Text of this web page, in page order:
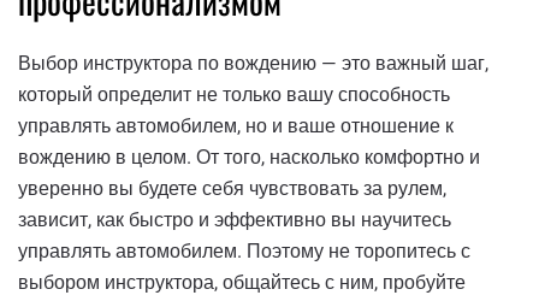
Выбор инструктора по вождению — это важный шаг,
который определит не только вашу способность
управлять автомобилем, но и ваше отношение к
вождению в целом. От того, насколько комфортно и
уверенно вы будете себя чувствовать за рулем,
зависит, как быстро и эффективно вы научитесь
управлять автомобилем. Поэтому не торопитесь с
выбором инструктора, общайтесь с ним, пробуйте